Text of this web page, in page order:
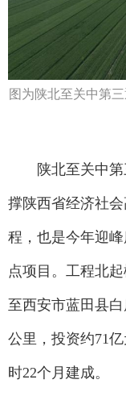
图为陕北至关中第
陕北至关中第
撑陕西省经济社
程，也是今年迎
点项目。工程北
至西安市蓝田县
公里，投资约71
时22个月建成。